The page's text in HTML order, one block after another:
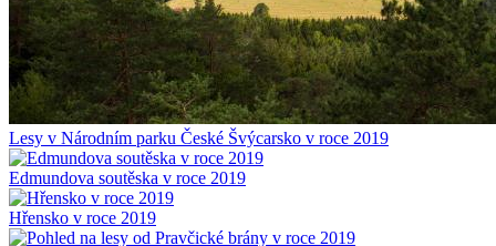
Lesy v Národním parku České Švýcarsko v roce 2019
Edmundova soutěska v roce 2019
Hřensko v roce 2019